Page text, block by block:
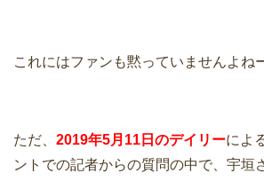
これにはファンも黙っていませんよね
ただ、 2019年5月11日のデイリーによ
ントでの記者からの質問の中で、宇垣